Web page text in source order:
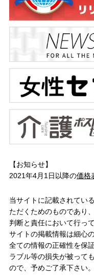
【お知らせ】
2021年4月1日以降の価格
当サイトに記載されてい
ただくためのものであり
判断と責任において行っ
サイトの掲載情報は細心
全ての情報の正確性を保
ラブル等の損失が被って
ので、予めご了承下さい。